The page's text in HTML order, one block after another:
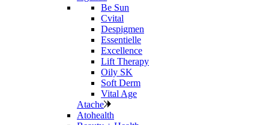
Be Sun
Cvital
Despigmen
Essentielle
Excellence
Lift Therapy
Oily SK
Soft Derm
Vital Age
Atache
Atohealth